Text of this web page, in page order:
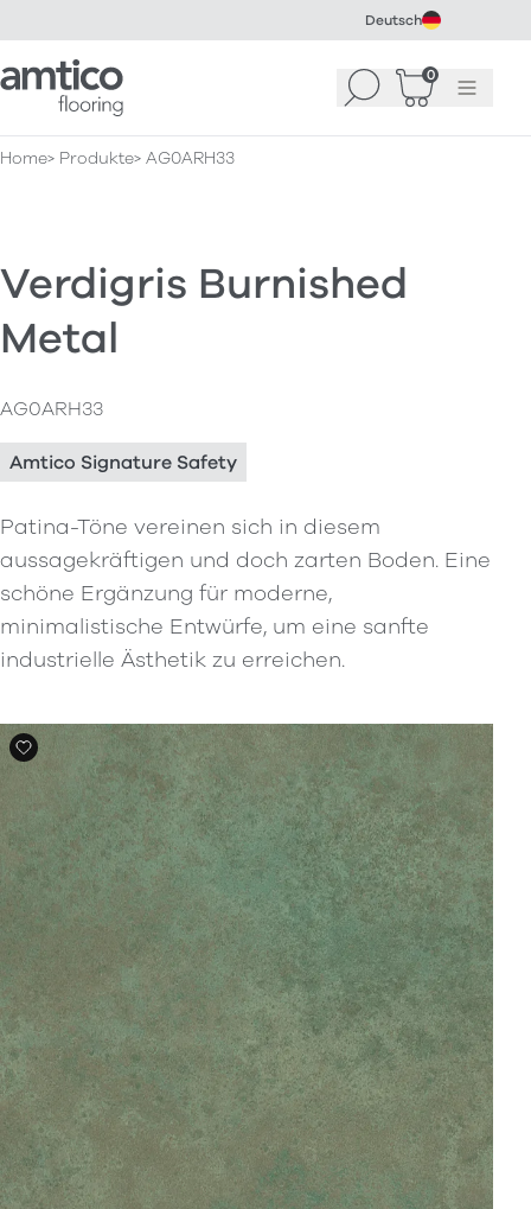
Deutsch
Amtico Flooring Suchen 0
WarenkorbMenü
Home Produkte AG0ARH33
Verdigris Burnished
Metal
AG0ARH33
Amtico Signature Safety
Patina-Töne vereinen sich in diesem
aussagekräftigen und doch zarten Boden. Eine
schöne Ergänzung für moderne,
minimalistische Entwürfe, um eine sanfte
industrielle Ästhetik zu erreichen.